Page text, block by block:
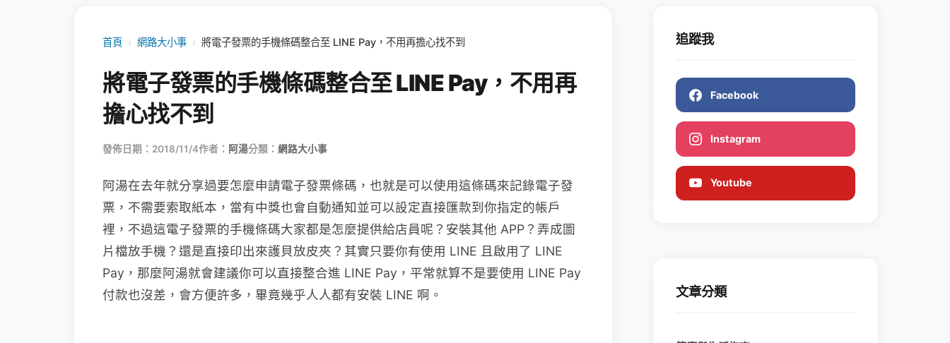
首頁 › 網路大小事 › 將電子發票的手機條碼整合至 LINE Pay，不用再擔心找不到
將電子發票的手機條碼整合至 LINE Pay，不用再
擔心找不到
發佈日期：2018/11/4作者： 阿湯分類： 網路大小事
阿湯在去年就分享過要怎麼申請電子發票條碼，也就是可以使用這條碼來記錄電子發
票，不需要索取紙本，當有中獎也會自動通知並可以設定直接匯款到你指定的帳戶
裡，不過這電子發票的手機條碼大家都是怎麼提供給店員呢？安裝其他 APP？弄成圖
片檔放手機？還是直接印出來護貝放皮夾？其實只要你有使用 LINE 且啟用了 LINE
Pay，那麼阿湯就會建議你可以直接整合進 LINE Pay，平常就算不是要使用 LINE Pay
付款也沒差，會方便許多，畢竟幾乎人人都有安裝 LINE 啊。
追蹤我
Facebook
Instagram
Youtube
文章分類